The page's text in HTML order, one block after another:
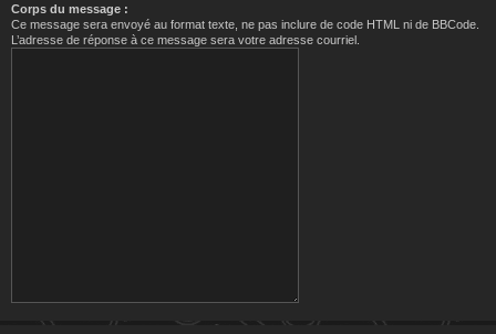
Corps du message :
Ce message sera envoyé au format texte, ne pas inclure de code HTML ni de BBCode.
L’adresse de réponse à ce message sera votre adresse courriel.